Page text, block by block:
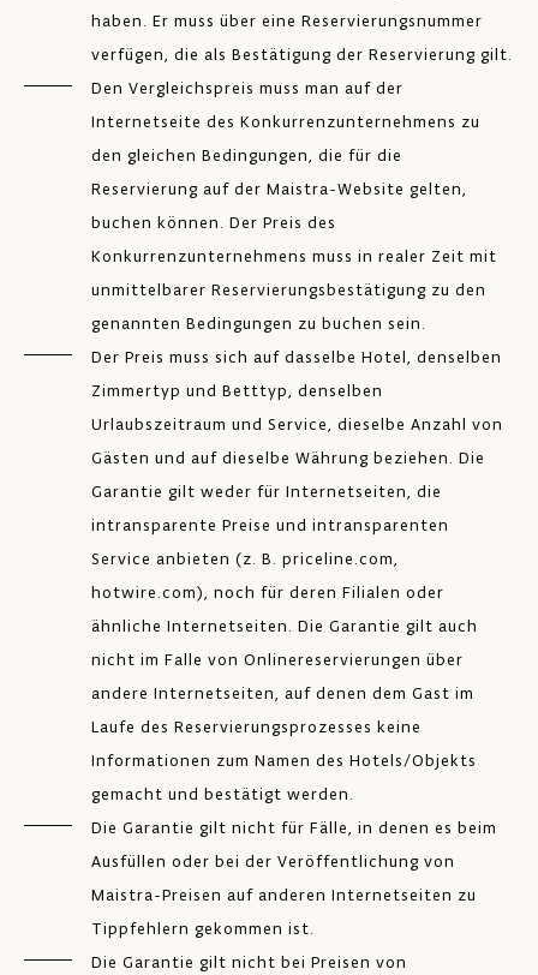
haben. Er muss über eine Reservierungsnummer
verfügen, die als Bestätigung der Reservierung gilt.
Den Vergleichspreis muss man auf der
Internetseite des Konkurrenzunternehmens zu
den gleichen Bedingungen, die für die
Reservierung auf der Maistra-Website gelten,
buchen können. Der Preis des
Konkurrenzunternehmens muss in realer Zeit mit
unmittelbarer Reservierungsbestätigung zu den
genannten Bedingungen zu buchen sein.
Der Preis muss sich auf dasselbe Hotel, denselben
Zimmertyp und Betttyp, denselben
Urlaubszeitraum und Service, dieselbe Anzahl von
Gästen und auf dieselbe Währung beziehen. Die
Garantie gilt weder für Internetseiten, die
intransparente Preise und intransparenten
Service anbieten (z. B. priceline.com,
hotwire.com), noch für deren Filialen oder
ähnliche Internetseiten. Die Garantie gilt auch
nicht im Falle von Onlinereservierungen über
andere Internetseiten, auf denen dem Gast im
Laufe des Reservierungsprozesses keine
Informationen zum Namen des Hotels/Objekts
gemacht und bestätigt werden.
Die Garantie gilt nicht für Fälle, in denen es beim
Ausfüllen oder bei der Veröffentlichung von
Maistra-Preisen auf anderen Internetseiten zu
Tippfehlern gekommen ist.
Die Garantie gilt nicht bei Preisen von